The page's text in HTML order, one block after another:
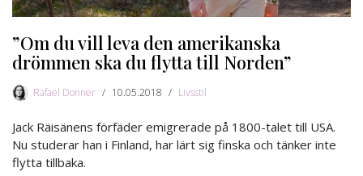
”Om du vill leva den amerikanska
drömmen ska du flytta till Norden”
Rafael Donner 10.05.2018 Livsstil
Jack Räisänens förfäder emigrerade på 1800-talet till USA.
Nu studerar han i Finland, har lärt sig finska och tänker inte
flytta tillbaka.